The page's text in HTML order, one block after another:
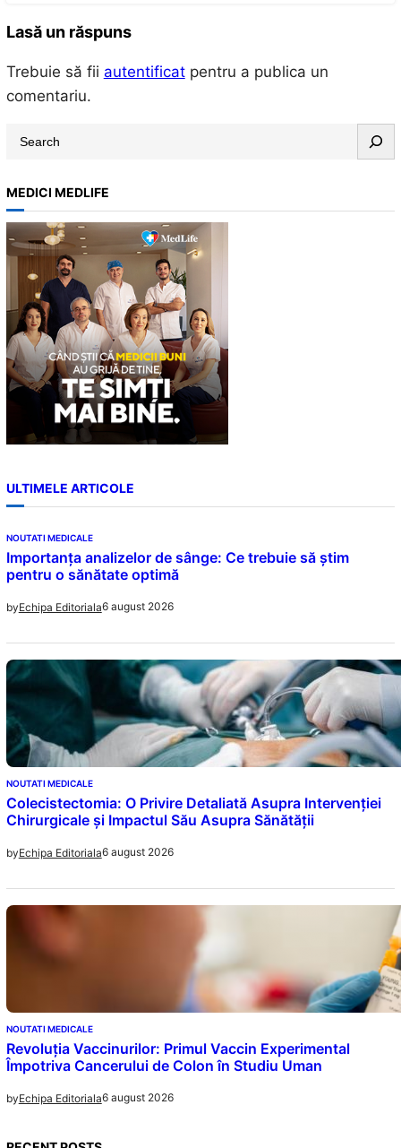
Lasă un răspuns
Trebuie să fii autentificatpentru a publica un
comentariu.
r
c
h
MEDICI MEDLIFE
ULTIMELE ARTICOLE
NOUTATI MEDICALE
Importanța analizelor de sânge: Ce trebuie să știm
pentru o sănătate optimă
byEchipa Editoriala6 august 2026
NOUTATI MEDICALE
Colecistectomia: O Privire Detaliată Asupra Intervenției
Chirurgicale și Impactul Său Asupra Sănătății
byEchipa Editoriala6 august 2026
NOUTATI MEDICALE
Revoluția Vaccinurilor: Primul Vaccin Experimental
Împotriva Cancerului de Colon în Studiu Uman
byEchipa Editoriala6 august 2026